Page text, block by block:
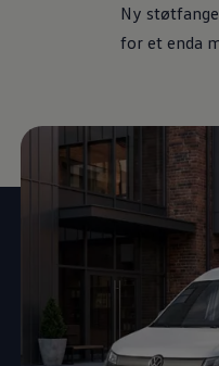
Ny
for et enda